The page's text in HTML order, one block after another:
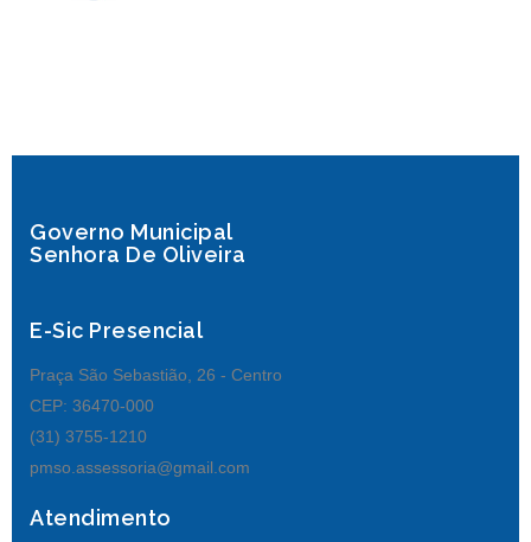
Governo Municipal
Senhora De Oliveira
E-Sic Presencial
Praça São Sebastião, 26 - Centro
CEP: 36470-000
(31) 3755-1210
pmso.assessoria@gmail.com
Atendimento